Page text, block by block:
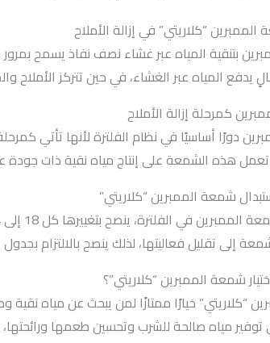
“كلاريتي” في إزالة الأملاح
بتنقية المياه عبر غشاء نصف نفاذ يسمح بمرور
يدفع المياه عبر الغشاء، في حين تتركز الأملاح
كمرحلة إزالة الأملاح
دورًا أساسيًا في نظام الفلترة لأنها تأتي
تعمل هذه الشمعة على إنتاج مياه نقية ذات جودة
شمعة الممبرين “كلاريتي”
إلى تقليل فعاليتها، لذلك ينصح بالالتزام
شمعة الممبرين “كلاريتي”؟
“كلاريتي” خيارًا ممتازًا لمن يبحث عن مياه نقية
مياه صالحة للشرب وتحسين طعمها ورائحتها،